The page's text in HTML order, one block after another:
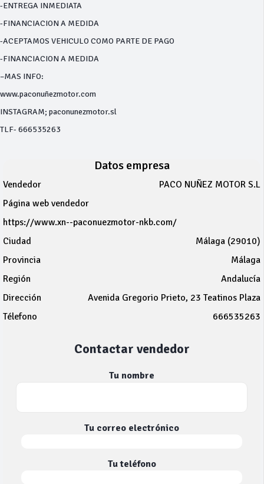
-ENTREGA INMEDIATA
-FINANCIACION A MEDIDA
-ACEPTAMOS VEHICULO COMO PARTE DE PAGO
-FINANCIACION A MEDIDA
–MAS INFO:
www.paconuñezmotor.com
INSTAGRAM; paconunezmotor.sl
TLF- 666535263
Datos empresa
Vendedor
PACO NUÑEZ MOTOR S.L
Página web vendedor
https://www.xn--paconuezmotor-nkb.com/
Ciudad
Málaga (29010)
Provincia
Málaga
Región
Andalucía
Dirección
Avenida Gregorio Prieto, 23 Teatinos Plaza
Télefono
666535263
Contactar vendedor
Tu nombre
Tu correo electrónico
Tu teléfono